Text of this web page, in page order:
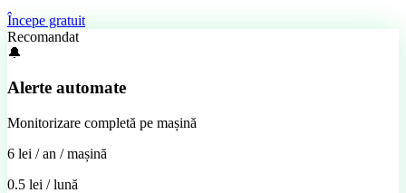
Începe gratuit
Recomandat
🔔
Alerte automate
Monitorizare completă pe mașină
6 lei / an / mașină
0.5 lei / lună